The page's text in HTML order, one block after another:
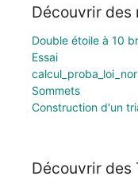
Découvrir des
Double étoile à 10
Essai
Sommets
Construction d'un
Découvrir des